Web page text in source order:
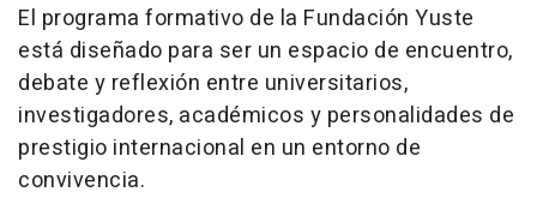
El programa formativo de la Fundación Yuste
está diseñado para ser un espacio de encuentro,
debate y reflexión entre universitarios,
investigadores, académicos y personalidades de
prestigio internacional en un entorno de
convivencia.